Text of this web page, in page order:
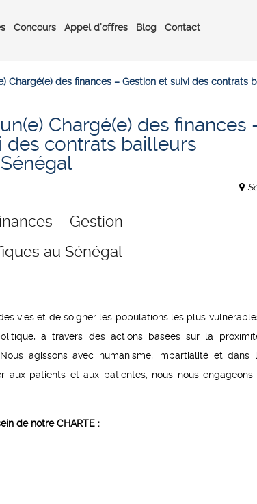
Concours Appel d’offres Blog Contact
Chargé(e) des finances – Gestion et suivi des contrats
Chargé(e) des finances
des contrats bailleurs
– Gestion
au Sénégal
vies et de soigner les populations les plus
à travers des actions basées sur la
Nous agissons avec humanisme, impartialité et dans
aux patients et aux patientes, nous nous engageons
de notre CHARTE :